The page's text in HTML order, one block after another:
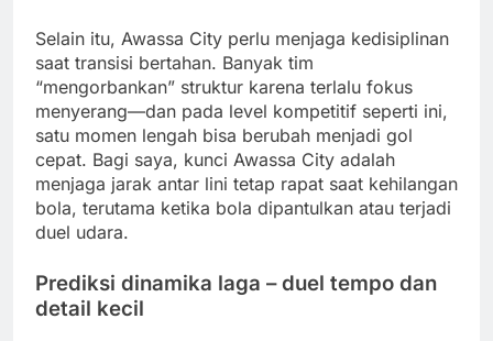
Selain itu, Awassa City perlu menjaga kedisiplinan
saat transisi bertahan. Banyak tim
“mengorbankan” struktur karena terlalu fokus
menyerang—dan pada level kompetitif seperti ini,
satu momen lengah bisa berubah menjadi gol
cepat. Bagi saya, kunci Awassa City adalah
menjaga jarak antar lini tetap rapat saat kehilangan
bola, terutama ketika bola dipantulkan atau terjadi
duel udara.
Prediksi dinamika laga – duel tempo dan
detail kecil